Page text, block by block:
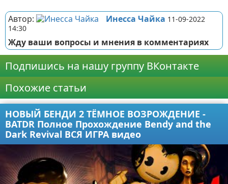
Автор: Инесса Чайка 11-09-2022
14:30
Жду ваши вопросы и мнения в комментариях
Подпишись на нашу группу ВКонтакте
Похожие статьи
НОВЫЙ БЕНДИ 2 ТЁМНОЕ ВОЗРОЖДЕНИЕ -
BATDR Полное Прохождение Bendy and the
Dark Revival ВСЯ ИГРА видео